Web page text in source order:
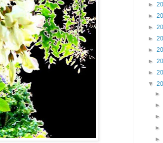
►
►
►
►
►
►
►
▼